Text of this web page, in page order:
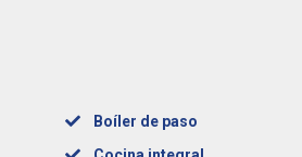
Boíler de paso